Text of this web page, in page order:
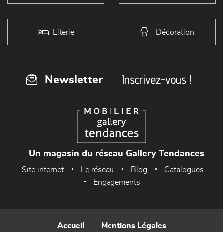
Literie Décoration
Newsletter Inscrivez-vous !
Un magasin du réseau Gallery Tendances
Site internet Le réseau Blog
Catalogues
Engagements
Accueil Mentions Légales